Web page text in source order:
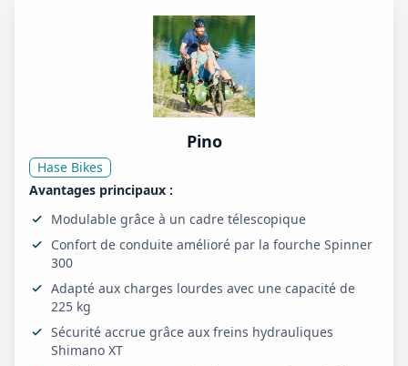
Pino
Hase Bikes
Avantages principaux :
Modulable grâce à un cadre télescopique
Confort de conduite amélioré par la fourche Spinner
300
Adapté aux charges lourdes avec une capacité de
225 kg
Sécurité accrue grâce aux freins hydrauliques
Shimano XT